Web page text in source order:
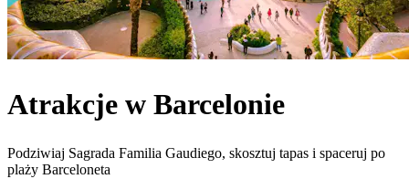
Atrakcje w Barcelonie
Podziwiaj Sagrada Familia Gaudiego, skosztuj tapas i spaceruj po
plaży Barceloneta